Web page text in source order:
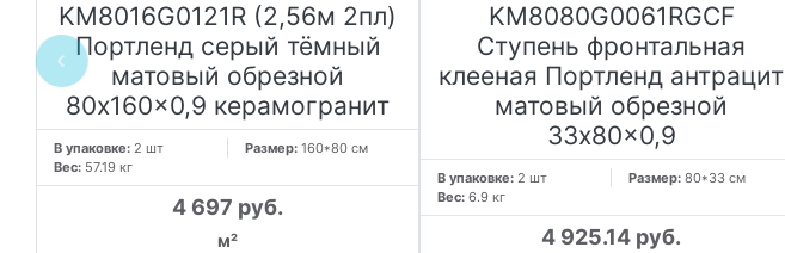
KM8016G0121R (2,56м 2пл)
Портленд серый тёмный
матовый обрезной
80x160x0,9 керамогранит
В упаковке: 2 шт Размер: 160*80 см
Вес: 57.19 кг
4 697 руб.
м²
KM8080G0061RGCF
Ступень фронтальная
клееная Портленд антрацит
матовый обрезной
33x80x0,9
В упаковке: 2 шт Размер: 80*33 см
Вес: 6.9 кг
4 925.14 руб.